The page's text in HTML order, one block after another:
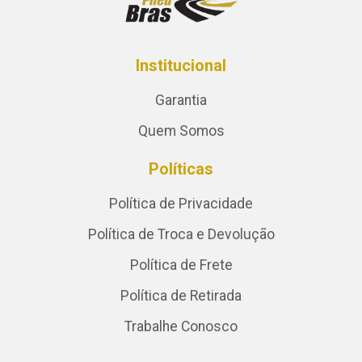
Institucional
Garantia
Quem Somos
Políticas
Política de Privacidade
Política de Troca e Devolução
Política de Frete
Política de Retirada
Trabalhe Conosco